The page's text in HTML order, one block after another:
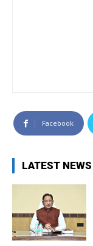
Facebook
LATEST NEWS